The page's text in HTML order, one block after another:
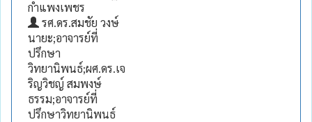
กำแพงเพชร
รศ.ดร.สมชัย วงษ์
นายะ;อาจารย์ที่
ปรึกษา
วิทยานิพนธ์;ผศ.ดร.เจ
ริญวิชญ์ สมพงษ์
ธรรม;อาจารย์ที่
ปรึกษาวิทยานิพนธ์